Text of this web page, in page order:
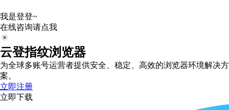
我是登登~
在线咨询请点我
云登指纹浏览器
为全球多账号运营者提供安全、稳定、高效的浏览器环境解决方
案。
立即注册
立即下载